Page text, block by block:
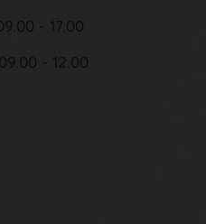
- 17.00
- 12.00